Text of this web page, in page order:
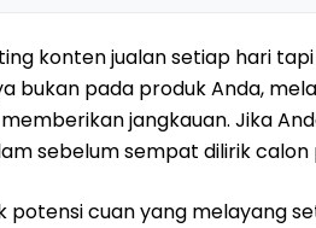
konten jualan setiap hari
bukan pada produk Anda,
jangkauan. Jika
sebelum sempat dilirik calon
potensi cuan yang melayang